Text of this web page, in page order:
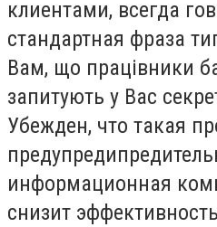
клиентами, всегда
стандартная фраза
Вам, що працівники
запитують у Вас
Убежден, что такая
информационная
снизит